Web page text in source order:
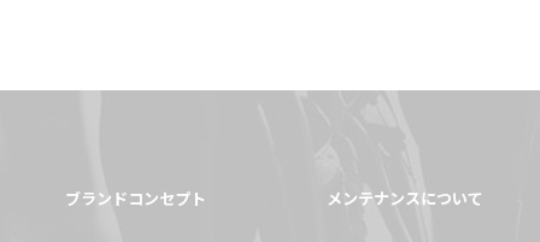
ブランドコンセプト メンテナンスについて